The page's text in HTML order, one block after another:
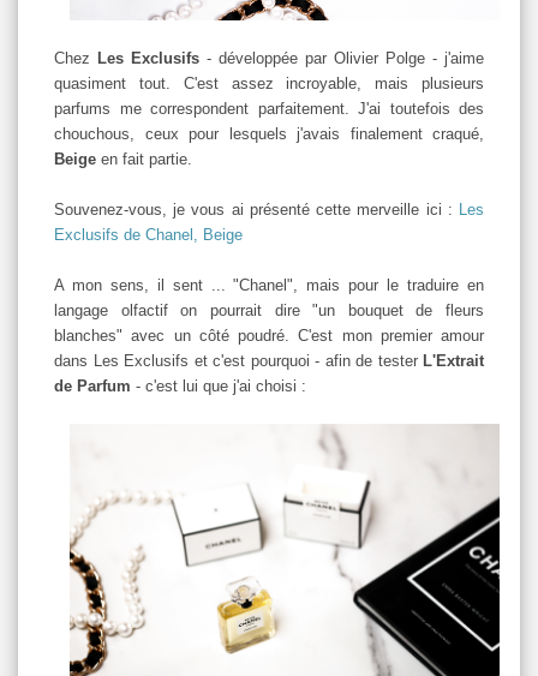
Chez Les Exclusifs - développée par Olivier Polge - j'aime
quasiment tout. C'est assez incroyable, mais plusieurs
parfums me correspondent parfaitement. J'ai toutefois des
chouchous, ceux pour lesquels j'avais finalement craqué,
Beige en fait partie.
Souvenez-vous, je vous ai présenté cette merveille ici : Les
Exclusifs de Chanel, Beige
A mon sens, il sent ... "Chanel", mais pour le traduire en
langage olfactif on pourrait dire "un bouquet de fleurs
blanches" avec un côté poudré. C'est mon premier amour
dans Les Exclusifs et c'est pourquoi - afin de testerL'Extrait
de Parfum - c'est lui que j'ai choisi :